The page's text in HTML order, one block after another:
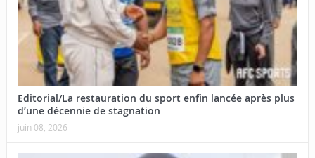
Editorial/La restauration du sport enfin lancée après plus
d’une décennie de stagnation
juin 08, 2026